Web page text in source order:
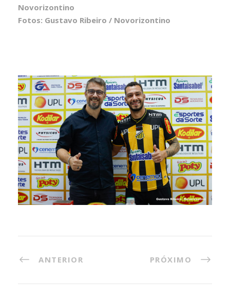
Novorizontino
Fotos: Gustavo Ribeiro / Novorizontino
ANTERIOR PRÓXIMO